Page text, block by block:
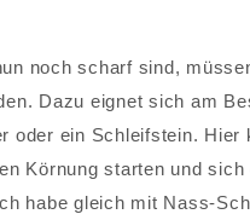
noch scharf sind,
Dazu eignet sich am
oder ein Schleifstein. Hier
Körnung starten und sich
habe gleich mit Nass-